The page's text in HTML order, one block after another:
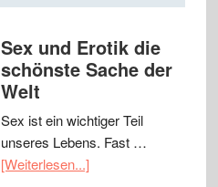
Sex und Erotik die
schönste Sache der
Welt
Sex ist ein wichtiger Teil
unseres Lebens. Fast …
[Weiterlesen...]